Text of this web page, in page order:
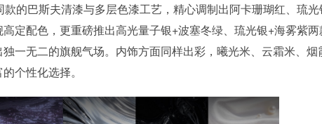
的巴斯夫清漆与多层色漆工艺，精心调制出阿卡珊瑚红、琉光
定配色，更重磅推出高光量子银+波塞冬绿、琉光银+海雾紫
一无二的旗舰气场。内饰方面同样出彩，曦光米、云霜米、烟
个性化选择。